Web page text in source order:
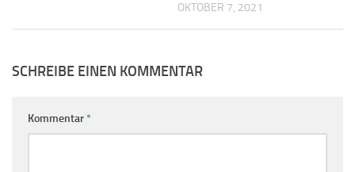
OKTOBER 7, 2021
SCHREIBE EINEN KOMMENTAR
Kommentar*